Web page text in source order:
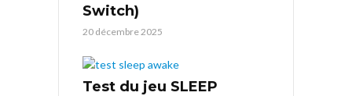
Switch)
20 décembre 2025
Test du jeu SLEEP